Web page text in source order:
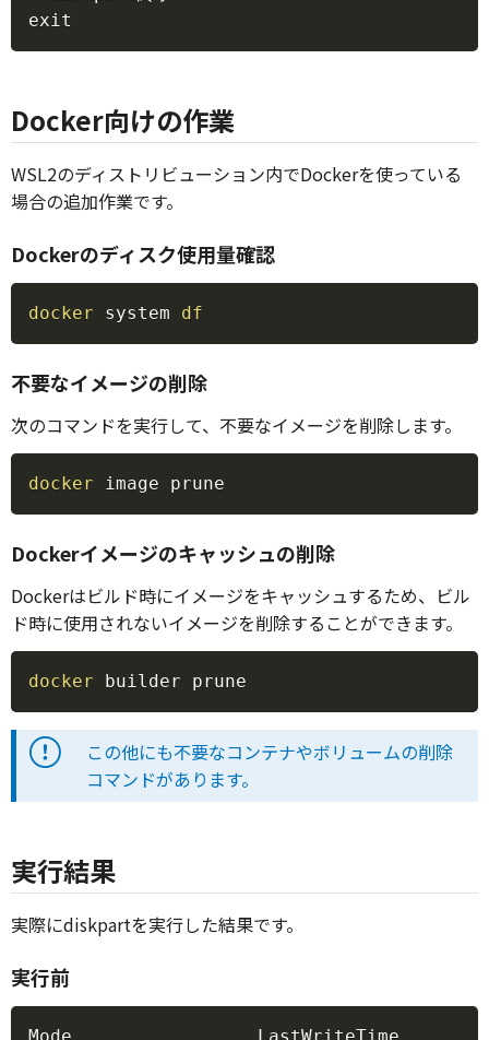
exit
Docker向けの作業
WSL2のディストリビューション内でDockerを使っている
場合の追加作業です。
Dockerのディスク使用量確認
docker system df
不要なイメージの削除
次のコマンドを実行して、不要なイメージを削除します。
docker image prune
Dockerイメージのキャッシュの削除
Dockerはビルド時にイメージをキャッシュするため、ビル
ド時に使用されないイメージを削除することができます。
docker builder prune
この他にも不要なコンテナやボリュームの削除
コマンドがあります。
実行結果
実際にdiskpartを実行した結果です。
実行前
Mode                 LastWriteTime